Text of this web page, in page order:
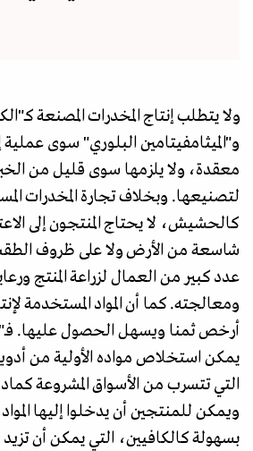
ولا يتطلب إنتاج المخدرات المصنعة
و"الميثامفيتامين البلوري" سوى عملية
معقدة، ولا يلزمها سوى قليل من
لتصنيعها. وبخلاف تجارة المخدرات
كالحشيش، لا يحتاج المنتجون إلى
شاسعة من الأرض ولا على ظروف
عدد كبير من العمال لزراعة المنتج
ومعالجته. كما أن المواد المستخدمة
أرخص ثمنا ويسهل الحصول عليها.
يمكن استخلاص مواده الأولية من
التي تتسرب من الأسواق المشروعة
ويمكن للمنتجين أن يدخلوا إليها المواد
بسهولة كالكافيين، التي يمكن أن